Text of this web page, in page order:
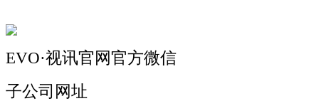
EVO·视讯官网官方微信
子公司网址